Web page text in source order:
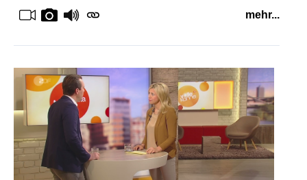
mehr...